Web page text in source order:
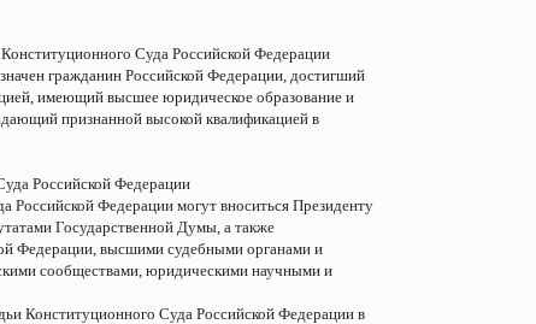
Суда Российской Федерации
гражданин Российской Федерации, достигший
имеющий высшее юридическое образование и
признанной высокой квалификацией в
Российской Федерации
Российской Федерации могут вноситься Президенту
Государственной Думы, а также
Федерации, высшими судебными органами и
сообществами, юридическими научными и
Конституционного Суда Российской Федерации в